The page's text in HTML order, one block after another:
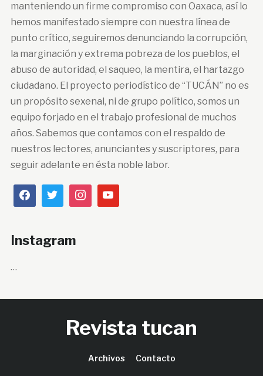
manteniendo un firme compromiso con Oaxaca, así lo
hemos manifestado siempre con nuestra línea de
punto crítico, seguiremos denunciando la corrupción,
la marginación y extrema pobreza de los pueblos, el
abuso de autoridad, el saqueo, la mentira, el hartazgo
ciudadano. El proyecto periodístico de “TUCÁN” no es
un propósito sexenal, ni de grupo político, somos un
equipo forjado en el trabajo profesional de muchos
años. Sabemos que contamos con el respaldo de
nuestros lectores, anunciantes y suscriptores, para
seguir adelante en ésta noble labor.
Instagram
…
Revista tucan
Archivos Contacto